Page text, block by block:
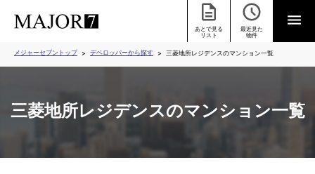
あとで見る
リスト
最近見た
物件
メジャーセブントップ デベロッパーから探す 三菱地所レジデンスのマンション一覧
三菱地所レジデンスのマンション一覧